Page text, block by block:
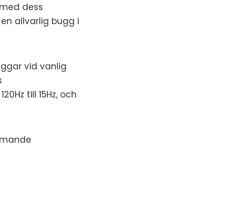
dess
allvarlig bugg i
vid vanlig
till 15Hz, och